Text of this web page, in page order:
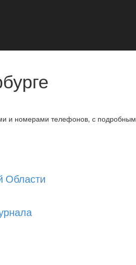
и номерами телефонов, с подробным
Области